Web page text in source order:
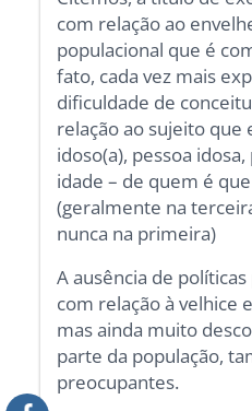
com relação ao
populacional que é
fato, cada vez mais
dificuldade de
relação ao sujeito que
idoso(a), pessoa
idade – de quem é
(geralmente na
nunca na primeira)
A ausência de
com relação à velhice
mas ainda muito
parte da população,
preocupantes.